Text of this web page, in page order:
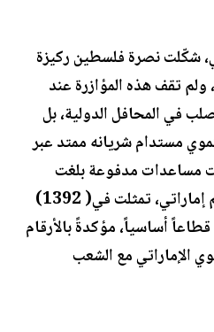
شكّلت نصرة فلسطين ركيزة
تقف هذه المؤازرة عند
في المحافل الدولية، بل
مستدام شريانه ممتد عبر
مساعدات مدفوعة بلغت
قيمتها( 15.34) مليار درهم إماراتي، تمثلت في( 1392)
حيوياً غطت(16 ) قطاعاً أساسياً، مؤكدةً بالأرقام
الإماراتي مع الشعب